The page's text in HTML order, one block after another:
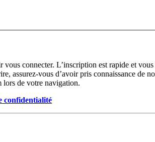
connecter. L’inscription est rapide et
assurez-vous d’avoir pris connaissance de
lors de votre navigation.
confidentialité